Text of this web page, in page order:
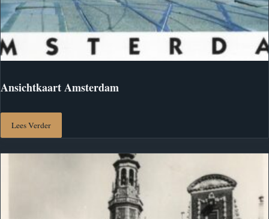
Ansichtkaart Amsterdam
Lees Verder